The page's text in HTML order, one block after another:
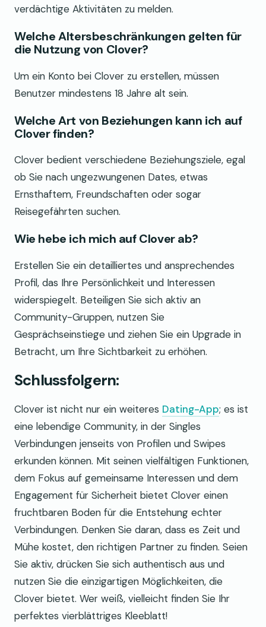
verdächtige Aktivitäten zu melden.
Welche Altersbeschränkungen gelten für
die Nutzung von Clover?
Um ein Konto bei Clover zu erstellen, müssen
Benutzer mindestens 18 Jahre alt sein.
Welche Art von Beziehungen kann ich auf
Clover finden?
Clover bedient verschiedene Beziehungsziele, egal
ob Sie nach ungezwungenen Dates, etwas
Ernsthaftem, Freundschaften oder sogar
Reisegefährten suchen.
Wie hebe ich mich auf Clover ab?
Erstellen Sie ein detailliertes und ansprechendes
Profil, das Ihre Persönlichkeit und Interessen
widerspiegelt. Beteiligen Sie sich aktiv an
Community-Gruppen, nutzen Sie
Gesprächseinstiege und ziehen Sie ein Upgrade in
Betracht, um Ihre Sichtbarkeit zu erhöhen.
Schlussfolgern:
Clover ist nicht nur ein weiteres Dating-App; es ist
eine lebendige Community, in der Singles
Verbindungen jenseits von Profilen und Swipes
erkunden können. Mit seinen vielfältigen Funktionen,
dem Fokus auf gemeinsame Interessen und dem
Engagement für Sicherheit bietet Clover einen
fruchtbaren Boden für die Entstehung echter
Verbindungen. Denken Sie daran, dass es Zeit und
Mühe kostet, den richtigen Partner zu finden. Seien
Sie aktiv, drücken Sie sich authentisch aus und
nutzen Sie die einzigartigen Möglichkeiten, die
Clover bietet. Wer weiß, vielleicht finden Sie Ihr
perfektes vierblättriges Kleeblatt!